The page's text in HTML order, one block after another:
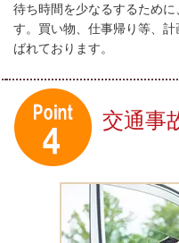
待ち時間を少なるするため
す。買い物、仕事帰り等、
ばれております。
交通事